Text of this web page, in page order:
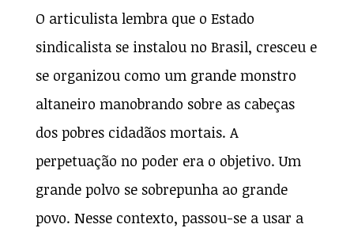
O articulista lembra que o Estado
sindicalista se instalou no Brasil, cresceu e
se organizou como um grande monstro
altaneiro manobrando sobre as cabeças
dos pobres cidadãos mortais. A
perpetuação no poder era o objetivo. Um
grande polvo se sobrepunha ao grande
povo. Nesse contexto, passou-se a usar a